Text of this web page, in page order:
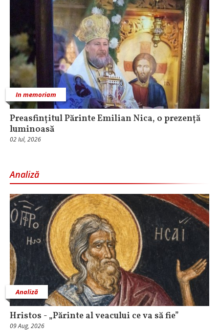
In memoriam
Preasfințitul Părinte Emilian Nica, o prezență
luminoasă
02 Iul, 2026
Analiză
Analiză
Hristos - „Părinte al veacului ce va să fie”
09 Aug, 2026